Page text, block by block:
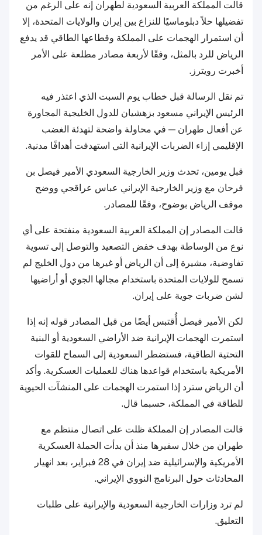
قالت المملكة العربية السعودية لطهران إنه على الرغم من
تفضيلها حلاً دبلوماسيًا للنزاع بين إيران والولايات المتحدة، إلا
أن استمرار الهجمات على المملكة وقطاعها الطاقي قد يدفع
الرياض للرد بالمثل، وفقًا لأربعة مصادر مطلعة على الأمر
أخبرت رويترز.
تم نقل الرسالة قبل خطاب يوم السبت الذي اعتذر فيه
الرئيس الإيراني مسعود بزهشيان للدول الخليجية المجاورة
عن أفعال طهران — في محاولة واضحة لتهدئة الغضب
الإقليمي إزاء الضربات الإيرانية التي استهدفت أهدافًا مدنية.
قبل يومين، تحدث وزير الخارجية السعودي الأمير فيصل بن
فرحان مع وزير الخارجية الإيراني عباس عراقجي ووضح
موقف الرياض بوضوح، وفقًا للمصادر.
قالت المصادر إن المملكة العربية السعودية منفتحة على أي
نوع من الوساطة بهدف خفض التصعيد والتوصل إلى تسوية
تفاوضية، مشيرة إلى أن الرياض أو غيرها من دول الخليج لم
تسمح للولايات المتحدة باستخدام مجالها الجوي أو أراضيها
لشن ضربات جوية على إيران.
لكن الأمير فيصل أُقتبس أيضًا من قبل المصادر قوله إنه إذا
استمرت الهجمات الإيرانية ضد الأراضي السعودية أو البنية
التحتية الطاقية، فستضطر السعودية إلى السماح للقوات
الأمريكية باستخدام قواعدها هناك للعمليات العسكرية. وأكد
أن الرياض سترد إذا استمرت الهجمات على المنشآت الحيوية
للطاقة في المملكة، حسبما قال.
قالت المصادر إن المملكة ظلت على اتصال منتظم مع
طهران من خلال سفيرها منذ أن بدأت الحملة العسكرية
الأمريكية والإسرائيلية ضد إيران في 28 فبراير، بعد انهيار
المحادثات حول البرنامج النووي الإيراني.
لم ترد وزارات الخارجية السعودية والإيرانية على طلبات
التعليق.